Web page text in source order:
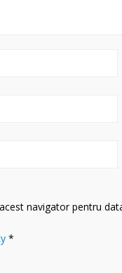
navigator pentru
*